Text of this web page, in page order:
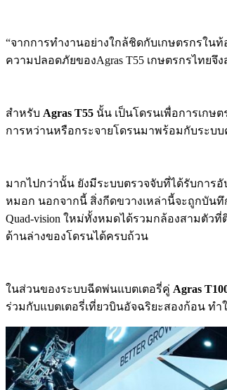
“จากการทำงานอย่างใกล้ชิดกับเกษตรกรใน
ความปลอดภัยของAgras T55 เกษตรกรไทย
สำหรับ Agras T55 นั้น เป็นโดรนเพื่อการเกษ
การหว่านหรือกระจายโดรนมาพร้อมกับระบ
มากไปกว่านั้น ยังมีระบบตรวจจับที่ได้รับการ
หมอก นอกจากนี้ สิ่งกีดขวางเหล่านี้จะถูกบันทึ
Quad-vision ใหม่ทั้งหมดได้รวมกล้องสามตั
ด้านล่างของโดรนได้ครบถ้วน
ในส่วนของระบบฉีดพ่นแบตเตอรี่คู่ Agras
ร่วมกับแบตเตอรี่เที่ยวบินอัจฉริยะสองก้อน ท